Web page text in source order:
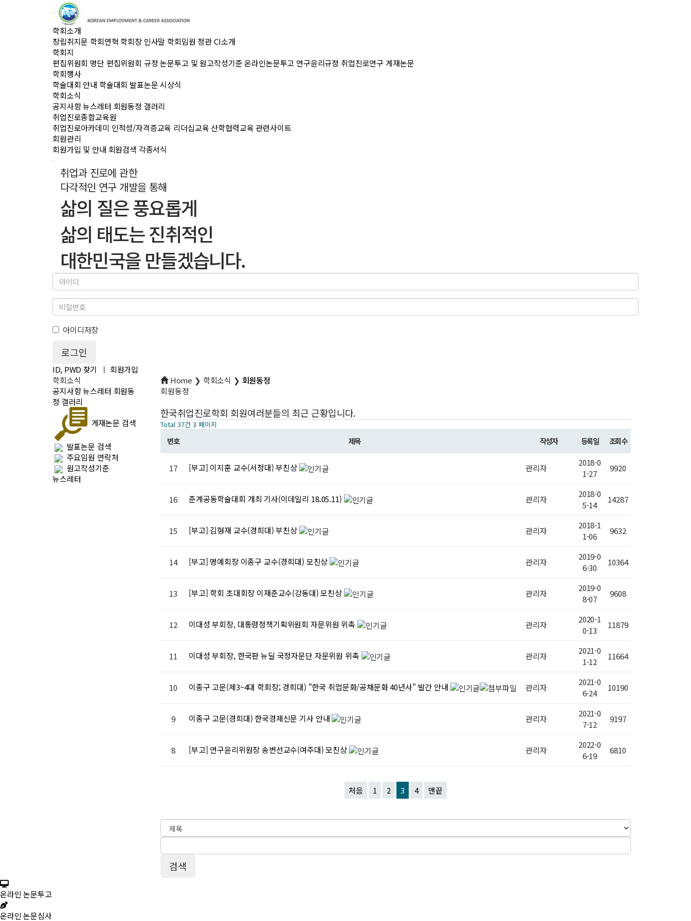
학회소개
창립취지문 학회연혁 학회장 인사말 학회임원 정관CI소개
학회지
편집위원회 명단 편집위원회 규정 논문투고 및 원고작성기준 온라인논문투고 연구윤리규정 취업진로연구 게재논문
학회행사
학술대회 안내 학술대회 발표논문 시상식
학회소식
공지사항뉴스레터 회원동정 갤러리
취업진로종합교육원
취업진로아카데미 인적성/자격증교육 리더십교육 산학협력교육 관련사이트
회원관리
회원가입 및 안내 회원검색 각종서식
취업과 진로에 관한
다각적인 연구 개발을 통해
삶의 질은 풍요롭게
삶의 태도는 진취적인
대한민국을 만들겠습니다.
아이디저장
ID, PWD 찾기 ㅣ 회원가입
학회소식
공지사항뉴스레터 회원동
정 갤러리
게재논문 검색
발표논문 검색
주요임원 연락처
원고작성기준
뉴스레터
Home ❯ 학회소식 ❯ 회원동정
회원동정
한국취업진로학회 회원여러분들의 최근 근황입니다.
Total 37건 3 페이지
번호 제목 작성자 등록일 조회수
17 [부고] 이지훈 교수(서정대) 부친상 관리자
2018-0
1-27
9920
16 춘계공동학술대회 개최 기사(이데일리 18.05.11) 관리자
2018-0
5-14
14287
15 [부고] 김형재 교수(경희대) 부친상 관리자
2018-1
1-06
9632
14 [부고] 명예회장 이종구 교수(경희대) 모친상 관리자
2019-0
6-30
10364
13 [부고] 학회 초대회장 이재춘교수(강동대) 모친상 관리자
2019-0
8-07
9608
12 이대성 부회장, 대통령정책기획위원회 자문위원 위촉 관리자
2020-1
0-13
11879
11 이대성 부회장, 한국판 뉴딜 국정자문단 자문위원 위촉 관리자
2021-0
1-12
11664
10 이종구 고문(제3~4대 학회장; 경희대) "한국 취업문화/공채문화 40년사" 발간 안내 관리자
2021-0
6-24
10190
9 이종구 고문(경희대) 한국경제신문 기사 안내 관리자
2021-0
7-12
9197
8 [부고] 연구윤리위원장 송변선교수(여주대) 모친상 관리자
2022-0
6-19
6810
처음 1 2 3 4 맨끝
온라인 논문투고
온라인 논문심사